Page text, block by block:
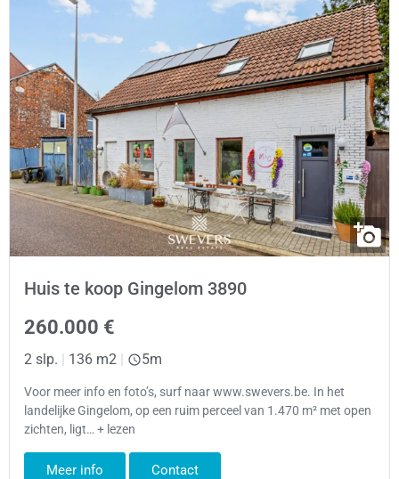
Huis te koop Gingelom 3890
260.000 €
2 slp. | 136 m2 | 5m
Voor meer info en foto’s, surf naar www.swevers.be. In het
landelijke Gingelom, op een ruim perceel van 1.470 m² met open
zichten, ligt… + lezen
Meer info Contact